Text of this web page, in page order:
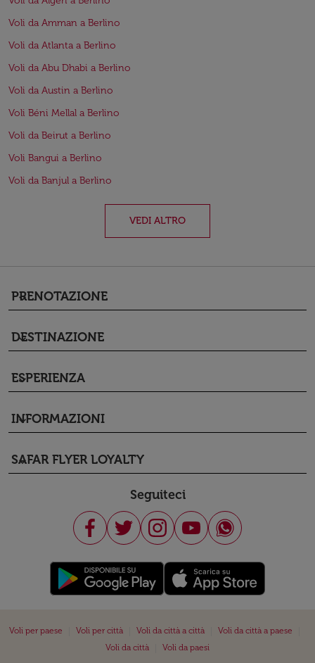
Voli da Amman a Berlino
Voli da Atlanta a Berlino
Voli da Abu Dhabi a Berlino
Voli da Austin a Berlino
Voli Béni Mellal a Berlino
Voli da Beirut a Berlino
Voli Bangui a Berlino
Voli da Banjul a Berlino
VEDI ALTRO
PRENOTAZIONE
keyboard_arrow_down
DESTINAZIONE
keyboard_arrow_down
ESPERIENZA
keyboard_arrow_down
INFORMAZIONI
keyboard_arrow_down
SAFAR FLYER LOYALTY
keyboard_arrow_down
Seguiteci
Voli per paese Voli per città Voli da città a città Voli da città a paese
Voli da città
Voli da paesi